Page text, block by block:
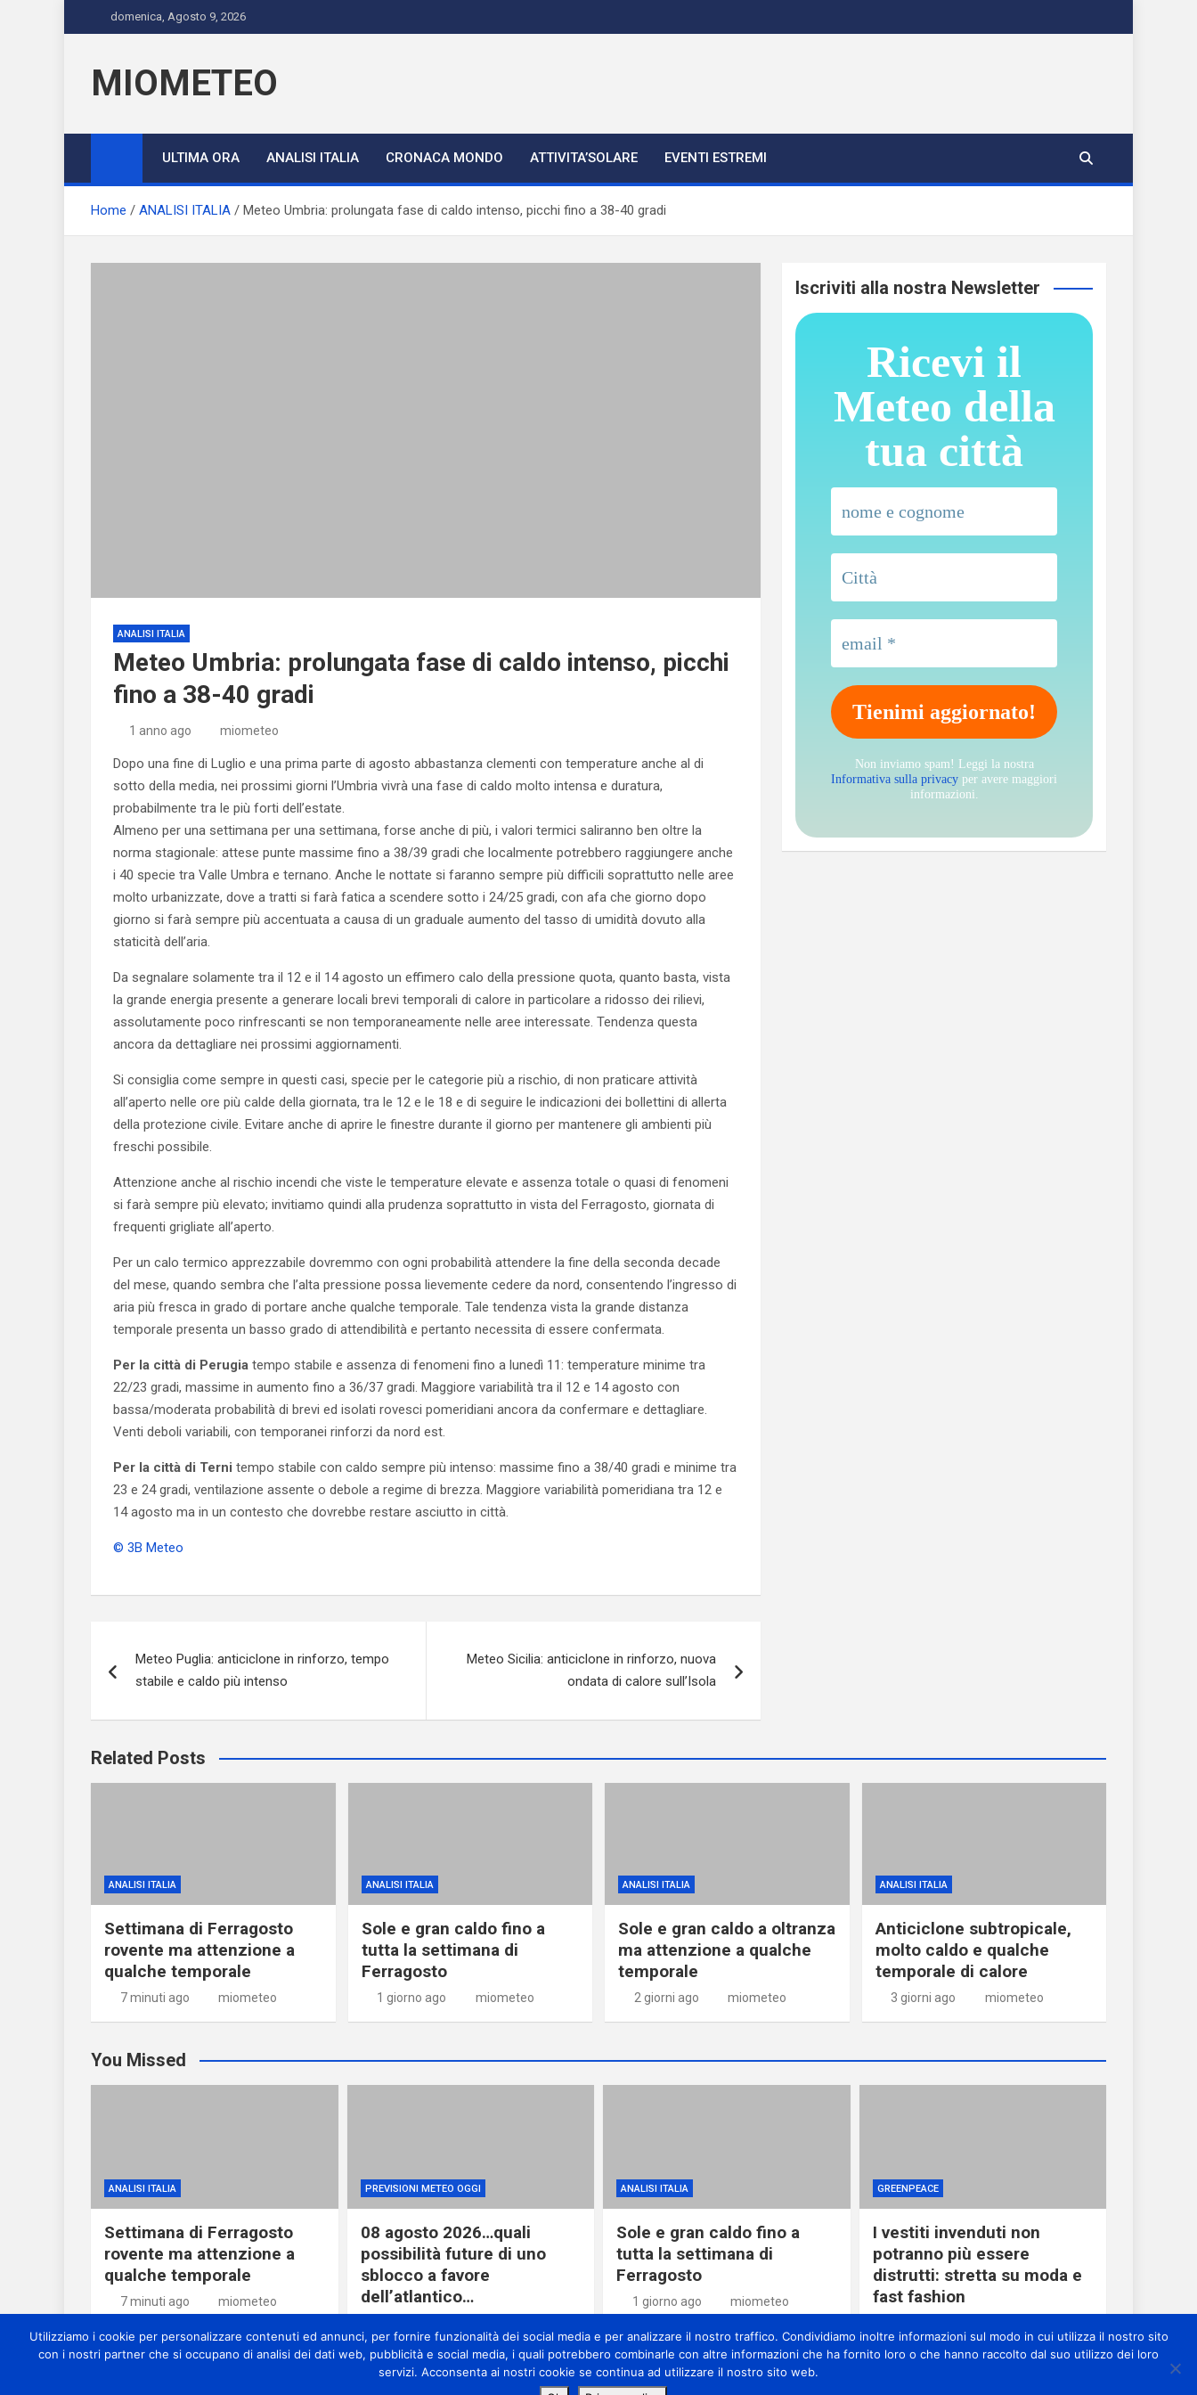
to
domenica, Agosto 9, 2026
MIOMETEO
ULTIMA ORA ANALISI ITALIA CRONACA MONDO ATTIVITA’SOLARE EVENTI ESTREMI
Home ANALISI ITALIA Meteo Umbria: prolungata fase di caldo intenso, picchi fino a 38-40 gradi
ANALISI ITALIA
Meteo Umbria: prolungata fase di caldo intenso, picchi
fino a 38-40 gradi
1 anno ago miometeo
Dopo una fine di Luglio e una prima parte di agosto abbastanza clementi con temperature anche al di
sotto della media, nei prossimi giorni l’Umbria vivrà una fase di caldo molto intensa e duratura,
probabilmente tra le più forti dell’estate.
Almeno per una settimana per una settimana, forse anche di più, i valori termici saliranno ben oltre la
norma stagionale: attese punte massime fino a 38/39 gradi che localmente potrebbero raggiungere anche
i 40 specie tra Valle Umbra e ternano. Anche le nottate si faranno sempre più difficili soprattutto nelle aree
molto urbanizzate, dove a tratti si farà fatica a scendere sotto i 24/25 gradi, con afa che giorno dopo
giorno si farà sempre più accentuata a causa di un graduale aumento del tasso di umidità dovuto alla
staticità dell’aria.
Da segnalare solamente tra il 12 e il 14 agosto un effimero calo della pressione quota, quanto basta, vista
la grande energia presente a generare locali brevi temporali di calore in particolare a ridosso dei rilievi,
assolutamente poco rinfrescanti se non temporaneamente nelle aree interessate. Tendenza questa
ancora da dettagliare nei prossimi aggiornamenti.
Si consiglia come sempre in questi casi, specie per le categorie più a rischio, di non praticare attività
all’aperto nelle ore più calde della giornata, tra le 12 e le 18 e di seguire le indicazioni dei bollettini di allerta
della protezione civile. Evitare anche di aprire le finestre durante il giorno per mantenere gli ambienti più
freschi possibile.
Attenzione anche al rischio incendi che viste le temperature elevate e assenza totale o quasi di fenomeni
si farà sempre più elevato; invitiamo quindi alla prudenza soprattutto in vista del Ferragosto, giornata di
frequenti grigliate all’aperto.
Per un calo termico apprezzabile dovremmo con ogni probabilità attendere la fine della seconda decade
del mese, quando sembra che l’alta pressione possa lievemente cedere da nord, consentendo l’ingresso di
aria più fresca in grado di portare anche qualche temporale. Tale tendenza vista la grande distanza
temporale presenta un basso grado di attendibilità e pertanto necessita di essere confermata.
Per la città di Perugia tempo stabile e assenza di fenomeni fino a lunedì 11: temperature minime tra
22/23 gradi, massime in aumento fino a 36/37 gradi. Maggiore variabilità tra il 12 e 14 agosto con
bassa/moderata probabilità di brevi ed isolati rovesci pomeridiani ancora da confermare e dettagliare.
Venti deboli variabili, con temporanei rinforzi da nord est.
Per la città di Terni tempo stabile con caldo sempre più intenso: massime fino a 38/40 gradi e minime tra
23 e 24 gradi, ventilazione assente o debole a regime di brezza. Maggiore variabilità pomeridiana tra 12 e
14 agosto ma in un contesto che dovrebbe restare asciutto in città.
© 3B Meteo
articoli
Meteo Puglia: anticiclone in rinforzo, tempo
stabile e caldo più intenso
Meteo Sicilia: anticiclone in rinforzo, nuova
ondata di calore sull’Isola
Iscriviti alla nostra Newsletter
Ricevi il
Meteo della
tua città
Non inviamo spam! Leggi la nostra
Informativa sulla privacy per avere maggiori
informazioni.
Related Posts
ANALISI ITALIA
Settimana di Ferragosto
rovente ma attenzione a
qualche temporale
7 minuti ago miometeo
ANALISI ITALIA
Sole e gran caldo fino a
tutta la settimana di
Ferragosto
1 giorno ago miometeo
ANALISI ITALIA
Sole e gran caldo a oltranza
ma attenzione a qualche
temporale
2 giorni ago miometeo
ANALISI ITALIA
Anticiclone subtropicale,
molto caldo e qualche
temporale di calore
3 giorni ago miometeo
You Missed
ANALISI ITALIA
Settimana di Ferragosto
rovente ma attenzione a
qualche temporale
7 minuti ago miometeo
PREVISIONI METEO OGGI
08 agosto 2026…quali
possibilità future di uno
sblocco a favore
dell’atlantico…
ANALISI ITALIA
Sole e gran caldo fino a
tutta la settimana di
Ferragosto
1 giorno ago miometeo
GREENPEACE
I vestiti invenduti non
potranno più essere
distrutti: stretta su moda e
fast fashion
Utilizziamo i cookie per personalizzare contenuti ed annunci, per fornire funzionalità dei social media e per analizzare il nostro traffico. Condividiamo inoltre informazioni sul modo in cui utilizza il nostro sito
con i nostri partner che si occupano di analisi dei dati web, pubblicità e social media, i quali potrebbero combinarle con altre informazioni che ha fornito loro o che hanno raccolto dal suo utilizzo dei loro
servizi. Acconsenta ai nostri cookie se continua ad utilizzare il nostro sito web.